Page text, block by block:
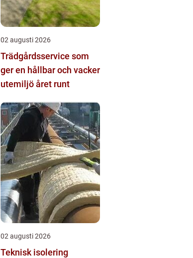
02 augusti 2026
Trädgårdsservice som
ger en hållbar och vacker
utemiljö året runt
02 augusti 2026
Teknisk isolering